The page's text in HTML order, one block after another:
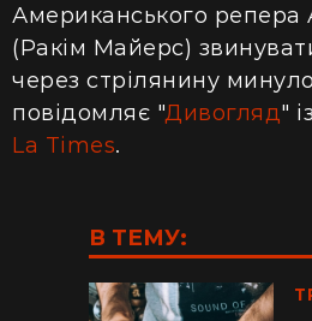
Американського репера
(Ракім Майерс)
через стрілянину
повідомляє "Дивогляд"
La Times.
В ТЕМУ: